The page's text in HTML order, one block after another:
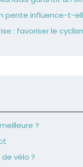
pente influence-t-
: favoriser le
?
vélo ?